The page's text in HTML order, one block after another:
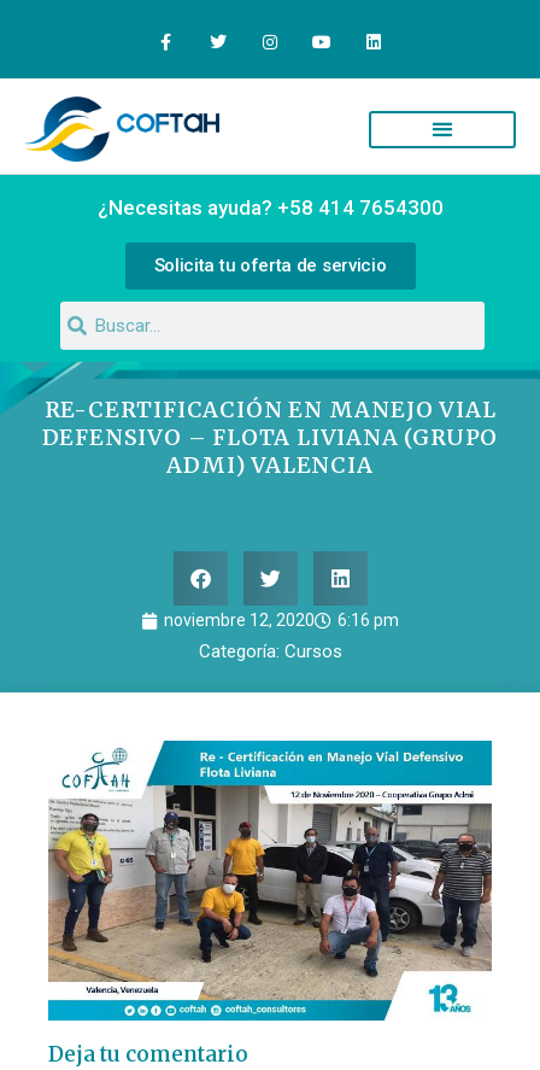
¿Necesitas ayuda? +58 414 7654300
Solicita tu oferta de servicio
RE-CERTIFICACIÓN EN MANEJO VIAL
DEFENSIVO – FLOTA LIVIANA (GRUPO
ADMI) VALENCIA
noviembre 12, 2020 6:16 pm
Categoría: Cursos
Deja tu comentario